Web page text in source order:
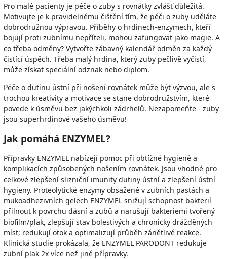
Pro malé pacienty je péče o zuby s rovnátky zvlášť důležitá.
Motivujte je k pravidelnému čištění tím, že péči o zuby uděláte
dobrodružnou výpravou. Příběhy o hrdinech-enzymech, kteří
bojují proti zubnímu nepříteli, mohou zafungovat jako magie. A
co třeba odměny? Vytvořte zábavný kalendář odměn za každý
čistící úspěch. Třeba malý hrdina, který zuby pečlivě vyčistí,
může získat speciální odznak nebo diplom.
Péče o dutinu ústní při nošení rovnátek může být výzvou, ale s
trochou kreativity a motivace se stane dobrodružstvím, které
povede k úsměvu bez jakýchkoli zádrhelů. Nezapomeňte - zuby
jsou superhrdinové vašeho úsměvu!
Jak pomáhá ENZYMEL?
Přípravky ENZYMEL nabízejí pomoc při obtížné hygieně a
komplikacích způsobených nošením rovnátek. Jsou vhodné pro
celkové zlepšení slizniční imunity dutiny ústní a zlepšení ústní
hygieny. Proteolytické enzymy obsažené v zubních pastách a
mukoadhezivních gelech ENZYMEL snižují schopnost bakterií
přilnout k povrchu dásní a zubů a narušují bakteriemi tvořený
biofilm/plak, zlepšují stav bolestivých a chronicky drážděných
míst; redukují otok a optimalizují průběh zánětlivé reakce.
Klinická studie prokázala, že ENZYMEL PARODONT redukuje
zubní plak 2x více než jiné přípravky.